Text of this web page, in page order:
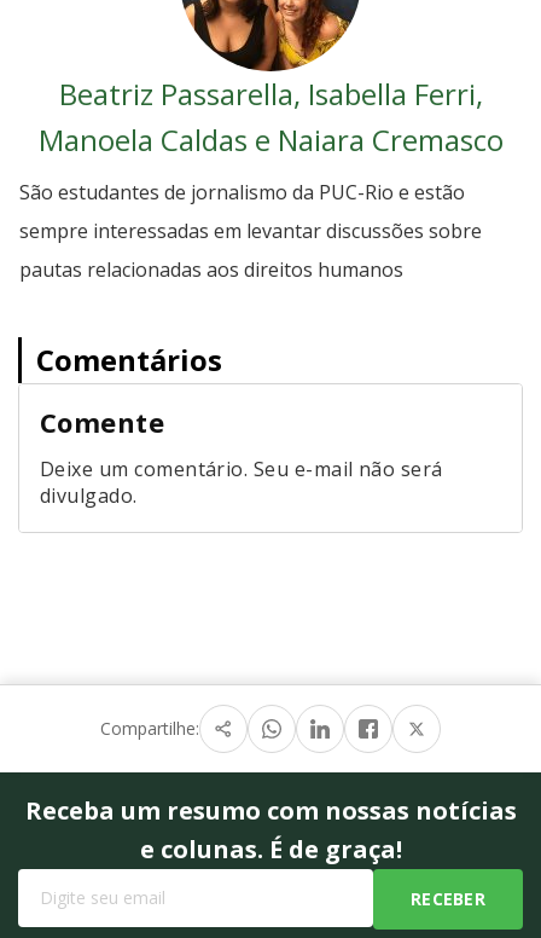
Beatriz Passarella, Isabella Ferri,
Manoela Caldas e Naiara Cremasco
São estudantes de jornalismo da PUC-Rio e estão
sempre interessadas em levantar discussões sobre
pautas relacionadas aos direitos humanos
Comentários
Comente
Deixe um comentário. Seu e-mail não será
divulgado.
Compartilhe:
Receba um resumo com nossas notícias
e colunas. É de graça!